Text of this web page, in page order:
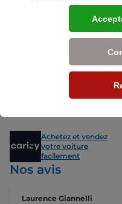
conducteurs
malussés ou résiliés :
des solutions pour
Nos avantages
prochain contrôle
Achetez et vendez
votre voiture
facilement
Nos avis
Laurence Giannelli